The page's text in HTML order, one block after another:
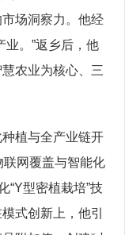
场洞察力。他经
业。”返乡后，他
农业为核心、三
植与全产业链开
网覆盖与智能化
“Y型密植栽培”技
式创新上，他引